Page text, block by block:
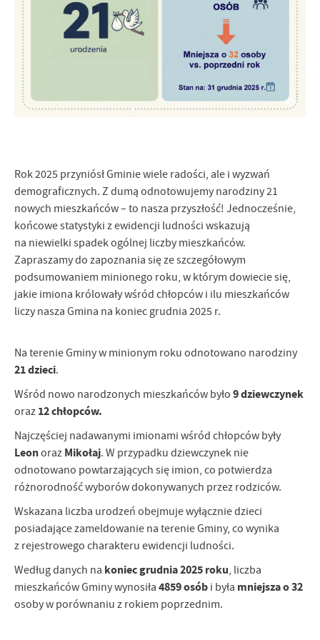
Rok 2025 przyniósł Gminie wiele radości, ale i wyzwań
demograficznych. Z dumą odnotowujemy narodziny 21
nowych mieszkańców – to nasza przyszłość! Jednocześnie,
końcowe statystyki z ewidencji ludności wskazują
na niewielki spadek ogólnej liczby mieszkańców.
Zapraszamy do zapoznania się ze szczegółowym
podsumowaniem minionego roku, w którym dowiecie się,
jakie imiona królowały wśród chłopców i ilu mieszkańców
liczy nasza Gmina na koniec grudnia 2025 r.
Na terenie Gminy w minionym roku odnotowano narodziny
21 dzieci.
Wśród nowo narodzonych mieszkańców było 9 dziewczynek
oraz 12 chłopców.
Najczęściej nadawanymi imionami wśród chłopców były
Leonoraz Mikołaj. W przypadku dziewczynek nie
odnotowano powtarzających się imion, co potwierdza
różnorodność wyborów dokonywanych przez rodziców.
Wskazana liczba urodzeń obejmuje wyłącznie dzieci
posiadające zameldowanie na terenie Gminy, co wynika
z rejestrowego charakteru ewidencji ludności.
Według danych na koniec grudnia 2025 roku, liczba
mieszkańców Gminy wynosiła 4859 osób i była mniejsza o 32
osoby w porównaniu z rokiem poprzednim.
Firmy te działają w charakterze pośredników prezentujących nasze
treści w postaci wiadomości, ofert, komunikatów mediów
społecznościowych.